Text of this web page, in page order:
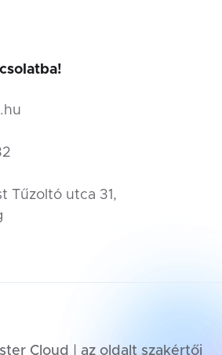
Tűzoltó utca 31,
Cloud | az oldalt szakértői